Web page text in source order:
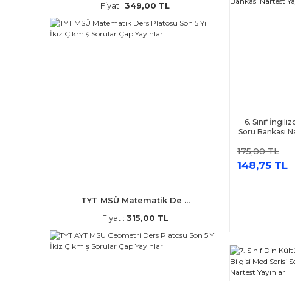
Fiyat : 349,00 TL
TYT MSÜ Matematik De ...
Fiyat : 315,00 TL
6. Sınıf
Soru Bankası
175,00 TL
148,75 TL